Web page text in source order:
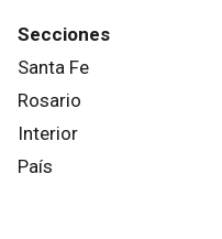
Secciones
Santa Fe
Rosario
Interior
País